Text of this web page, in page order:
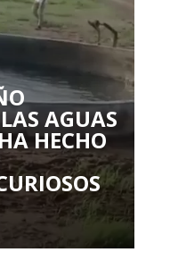
AGUAS
HECHO